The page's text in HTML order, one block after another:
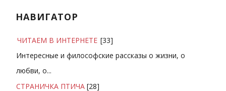
НАВИГАТОР
ЧИТАЕМ В ИНТЕРНЕТЕ [33]
Интересные и философские рассказы о жизни, о
любви, о...
СТРАНИЧКА ПТИЧА [28]